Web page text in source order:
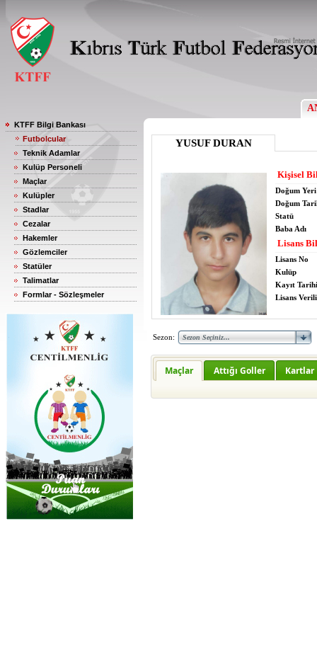
KTFF Bilgi Bankası
Futbolcular
Teknik Adamlar
Kulüp Personeli
Maçlar
Kulüpler
Stadlar
Cezalar
Hakemler
Gözlemciler
Statüler
Talimatlar
Formlar - Sözleşmeler
YUSUF DURAN
Kişisel
Doğum Yeri
Doğum
Statü
Baba Adı
Lisans
Lisans No
Kulüp
Kayıt Tarihi
Lisans
Sezon:
Maçlar Attığı Goller Kartlar